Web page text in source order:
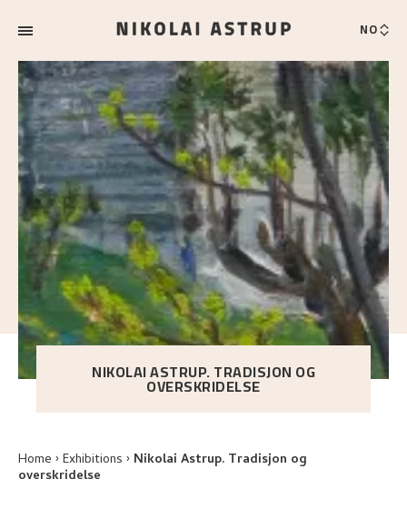
NO
NIKOLAI ASTRUP. TRADISJON OG
OVERSKRIDELSE
Home Exhibitions Nikolai Astrup. Tradisjon og
overskridelse